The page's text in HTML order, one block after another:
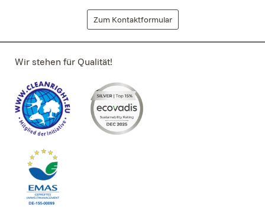
Zum Kontaktformular
Wir stehen für Qualität!